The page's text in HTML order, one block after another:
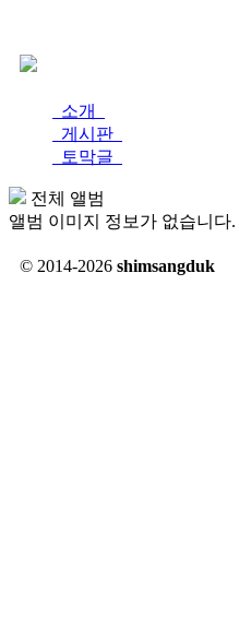
소개
게시판
토막글
전체 앨범
앨범 이미지 정보가 없습니다.
© 2014-2026 shimsangduk